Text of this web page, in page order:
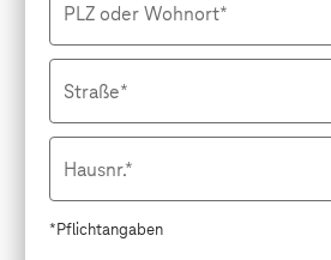
PLZ oder Wohnort*
Straße*
Hausnr.*
*Pflichtangaben